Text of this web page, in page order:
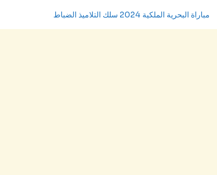
مباراة البحرية الملكية 2024 سلك التلاميذ الضباط